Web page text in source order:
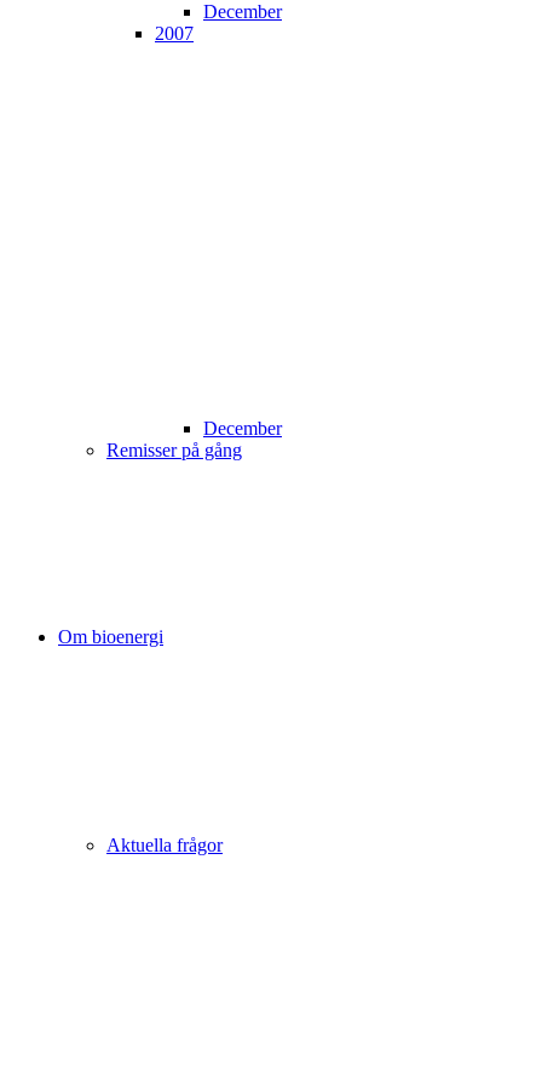
December
2007
December
Remisser på gång
Om bioenergi
Aktuella frågor